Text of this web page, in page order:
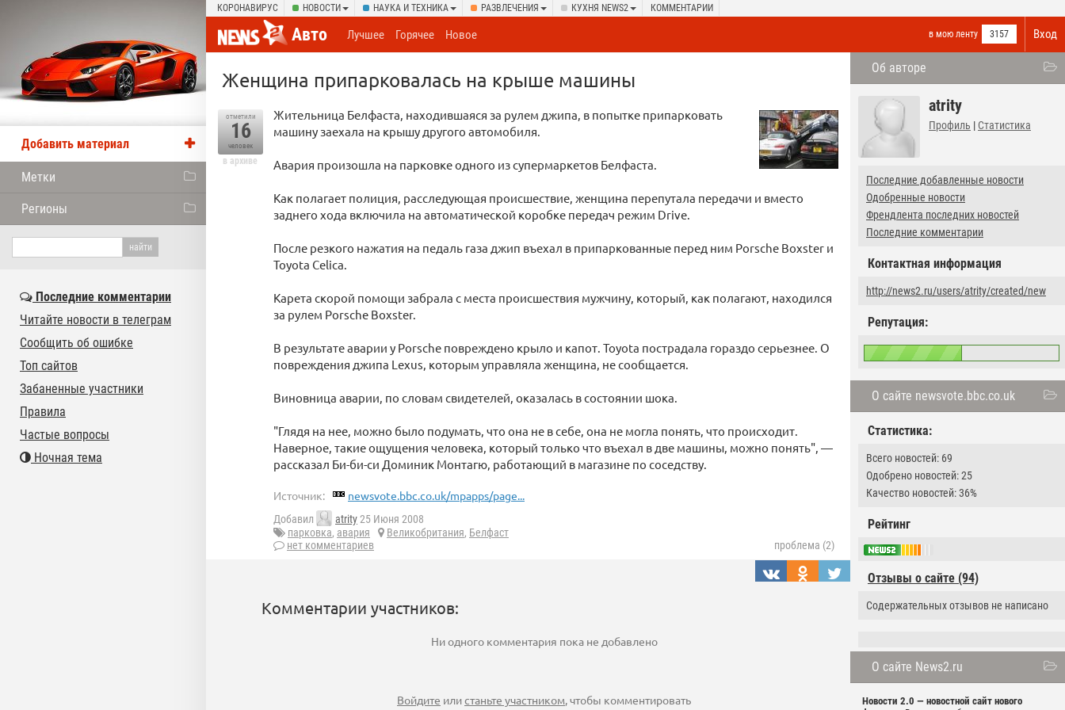
КОРОНАВИРУС НОВОСТИ НАУКА И ТЕХНИКА РАЗВЛЕЧЕНИЯ КУХНЯ NEWS2 КОММЕНТАРИИ
Вход
Авто в мою ленту 3157
Лучшее Горячее Новое
Об авторе
atrity
Профиль | Статистика
Последние добавленные новости
Одобренные новости
Френдлента последних новостей
Последние комментарии
Контактная информация
http://news2.ru/users/atrity/created/new
Репутация:
О сайте newsvote.bbc.co.uk
Статистика:
Всего новостей: 69
Одобрено новостей: 25
Качество новостей: 36%
Рейтинг
Отзывы о сайте (94)
Содержательных отзывов не написано
О сайте News2.ru
Новости 2.0 — новостной сайт нового
Женщина припарковалась на крыше машины
отметили
16
человек
в архиве
Жительница Белфаста, находившаяся за рулем джипа, в попытке припарковать
машину заехала на крышу другого автомобиля.
Авария произошла на парковке одного из супермаркетов Белфаста.
Как полагает полиция, расследующая происшествие, женщина перепутала передачи и вместо
заднего хода включила на автоматической коробке передач режим Drive.
После резкого нажатия на педаль газа джип въехал в припаркованные перед ним Porsche Boxster и
Toyota Celica.
Карета скорой помощи забрала с места происшествия мужчину, который, как полагают, находился
за рулем Porsche Boxster.
В результате аварии у Porsche повреждено крыло и капот. Toyota пострадала гораздо серьезнее. О
повреждения джипа Lexus, которым управляла женщина, не сообщается.
Виновница аварии, по словам свидетелей, оказалась в состоянии шока.
"Глядя на нее, можно было подумать, что она не в себе, она не могла понять, что происходит.
Наверное, такие ощущения человека, который только что въехал в две машины, можно понять", —
рассказал Би-би-си Доминик Монтагю, работающий в магазине по соседству.
Источник: newsvote.bbc.co.uk/mpapps/page...
Добавил atrity25 Июня 2008
парковка, авария Великобритания, Белфаст
нет комментариев
проблема (2)
Комментарии участников:
Ни одного комментария пока не добавлено
Войдите илистаньте участником, чтобы комментировать
Добавить материал
Метки
Регионы
Последние комментарии
Читайте новости в телеграм
Сообщить об ошибке
Топ сайтов
Забаненные участники
Правила
Частые вопросы
Ночная тема